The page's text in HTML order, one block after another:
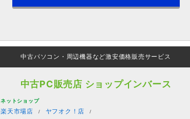
中古パソコン・周辺機器など激安価格販売サービス
中古PC販売店 ショップインバース
ネットショップ
楽天市場店 ヤフオク！店